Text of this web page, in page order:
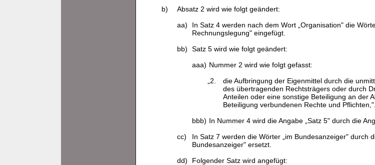
b)
Absatz 2 wird wie folgt geändert:
aa)
In Satz 4 werden nach dem Wort „Organisation" die
Rechnungslegung" eingefügt.
bb)
Satz 5 wird wie folgt geändert:
aaa) Nummer 2 wird wie folgt gefasst:
„2.
die Aufbringung der Eigenmittel durch die
des übertragenden Rechtsträgers oder durch
Anteilen oder eine sonstige Beteiligung an der
Beteiligung verbundenen Rechte und Pflichten,".
bbb) In Nummer 4 wird die Angabe „Satz 5" durch die
cc)
In Satz 7 werden die Wörter „im Bundesanzeiger" durch
Bundesanzeiger" ersetzt.
dd)
Folgender Satz wird angefügt: